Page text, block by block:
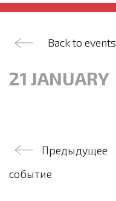
Back to events
21 JANUARY
Post
navigation
Предыдущее
событие